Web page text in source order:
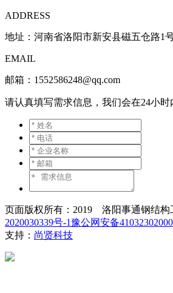
ADDRESS
地址：河南省洛阳市新安县磁五仓路1
EMAIL
邮箱：1552586248@qq.com
请认真填写需求信息，我们会在24小时
页面版权所有：2019 洛阳事通钢结构
2020030339号-1豫公网安备
支持： 尚贤科技